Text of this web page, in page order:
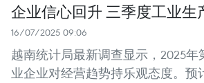
企业信心回升 三季度工业生
16/07/2025 09:06
越南统计局最新调查显示，2025年
业企业对经营趋势持乐观态度。预